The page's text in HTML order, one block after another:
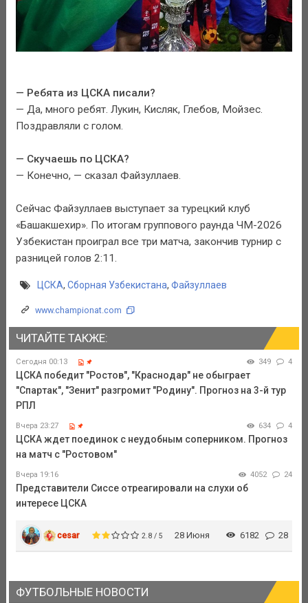
— Ребята из ЦСКА писали?
— Да, много ребят. Лукин, Кисляк, Глебов, Мойзес.
Поздравляли с голом.
— Скучаешь по ЦСКА?
— Конечно, — сказал Файзуллаев.
Сейчас Файзуллаев выступает за турецкий клуб
«Башакшехир». По итогам группового раунда ЧМ-2026
Узбекистан проиграл все три матча, закончив турнир с
разницей голов 2:11.
ЦСКА, Сборная Узбекистана, Файзуллаев
www.championat.com
ЧИТАЙТЕ ТАКЖЕ:
Сегодня 00:13 349 4
ЦСКА победит "Ростов", "Краснодар" не обыграет
"Спартак", "Зенит" разгромит "Родину". Прогноз на 3-й тур
РПЛ
Вчера 23:27 634 4
ЦСКА ждет поединок с неудобным соперником. Прогноз
на матч с "Ростовом"
Вчера 19:16 4052 24
Представители Сиссе отреагировали на слухи об
интересе ЦСКА
cesar 2.8 / 5 28 Июня 6182 28
ФУТБОЛЬНЫЕ НОВОСТИ